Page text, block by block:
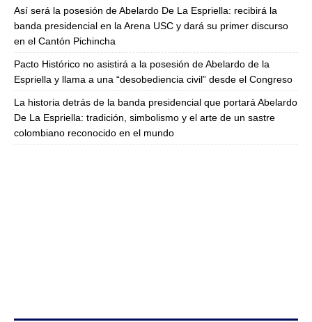
Así será la posesión de Abelardo De La Espriella: recibirá la
banda presidencial en la Arena USC y dará su primer discurso
en el Cantón Pichincha
Pacto Histórico no asistirá a la posesión de Abelardo de la
Espriella y llama a una “desobediencia civil” desde el Congreso
La historia detrás de la banda presidencial que portará Abelardo
De La Espriella: tradición, simbolismo y el arte de un sastre
colombiano reconocido en el mundo